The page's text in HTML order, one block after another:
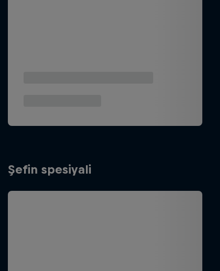
Şefin spesiyali